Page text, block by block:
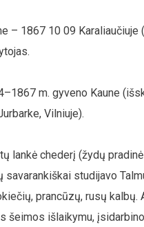
– 1867 10 09 Karaliaučiuje
m. gyveno Kaune
Vilniuje).
lankė chederį (žydų
savarankiškai studijavo
prancūzų, rusų kalbų.
šeimos išlaikymu,